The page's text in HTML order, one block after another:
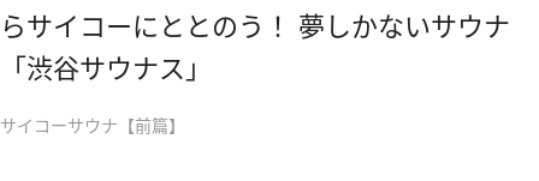
らサイコーにととのう！ 夢しかないサウナ
「渋谷サウナス」
サイコーサウナ【前篇】